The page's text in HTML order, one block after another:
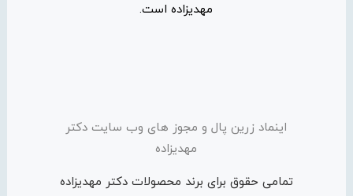
مهدیزاده است.
اینماد زرین پال و مجوز های وب سایت دکتر
مهدیزاده
تمامی حقوق برای برند محصولات دکتر مهدیزاده